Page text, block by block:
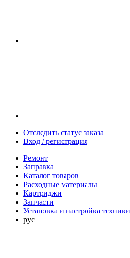
Отследить статус заказа
Вход / регистрация
Ремонт
Заправка
Каталог товаров
Расходные материалы
Картриджи
Запчасти
Установка и настройка техники
рус